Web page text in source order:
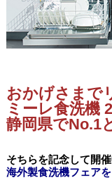
おかげさまで
ミーレ食洗機
静岡県でNo.1
そちらを記念して開
海外製食洗機フェア